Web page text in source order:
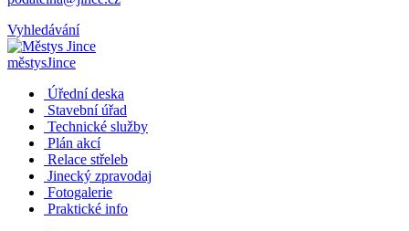
Vyhledávání
městysJince
Úřední deska
Stavební úřad
Technické služby
Plán akcí
Relace střeleb
Jinecký zpravodaj
Fotogalerie
Praktické info